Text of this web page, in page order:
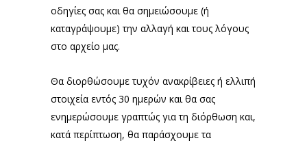
οδηγίες σας και θα σημειώσουμε (ή
καταγράψουμε) την αλλαγή και τους λόγους
στο αρχείο μας.
Θα διορθώσουμε τυχόν ανακρίβειες ή ελλιπή
στοιχεία εντός 30 ημερών και θα σας
ενημερώσουμε γραπτώς για τη διόρθωση και,
κατά περίπτωση, θα παράσχουμε τα